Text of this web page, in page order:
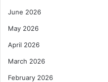
June 2026
May 2026
April 2026
March 2026
February 2026